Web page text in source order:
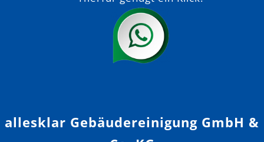
allesklar Gebäudereinigung GmbH &